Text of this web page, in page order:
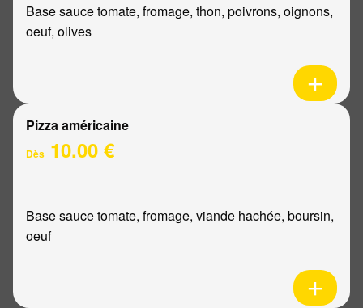
Base sauce tomate, fromage, thon, poivrons, oignons,
oeuf, olives
Pizza américaine
Dès 10.00 €
Base sauce tomate, fromage, viande hachée, boursin,
oeuf